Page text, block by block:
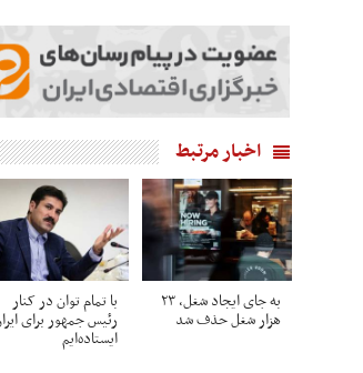
اخبار مرتبط
به جای ایجاد شغل، ۲۳
هزار شغل حذف شد
با تمام توان در کنار
رئیس جمهور برای
ایستاده‌ایم